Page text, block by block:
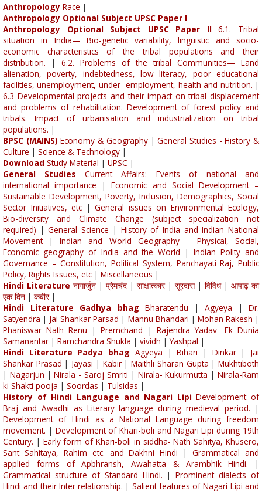
Anthropology Race |
Anthropology Optional Subject UPSC Paper I
Anthropology Optional Subject UPSC Paper II
6.1. Tribal
situation in India— Bio-genetic variability, linguistic and socio-
economic characteristics of the tribal populations and their
distribution. | 6.2. Problems of the tribal Communities— Land
alienation, poverty, indebtedness, low literacy, poor educational
facilities, unemployment, under- employment, health and nutrition. |
6.3 Developmental projects and their impact on tribal displacement
and problems of rehabilitation. Development of forest policy and
tribals. Impact of urbanisation and industrialization on tribal
populations. |
BPSC (MAINS) Economy & Geography|General Studies - History &
Culture | Science & Technology |
Download Study Material | UPSC |
General Studies
Current Affairs: Events of national and
international importance |Economic and Social Development –
Sustainable Development, Poverty, Inclusion, Demographics, Social
Sector Initiatives, etc | General issues on Environmental Ecology,
Bio-diversity and Climate Change (subject specialization not
required) |General Science | History of India and Indian National
Movement|Indian and World Geography – Physical, Social,
Economic geography of India and the World |Indian Polity and
Governance – Constitution, Political System, Panchayati Raj, Public
Policy, Rights Issues, etc | Miscellaneous |
Hindi Literature नागार्जुन | प्रेमचंद | साक्षात्कार| सूरदास| विविध| आषाढ़ का
एक दिन | कबीर|
Hindi Literature Gadhya bhag Bharatendu | Agyeya | Dr.
Satyendra | Jai Shankar Parsad | Mannu Bhandari | Mohan Rakesh |
Phaniswar Nath Renu |Premchand | Rajendra Yadav- Ek Dunia
Samanantar | Ramchandra Shukla | vividh |Yashpal |
Hindi Literature Padya bhag Agyeya |Bihari | Dinkar| Jai
Shankar Prasad | Jayasi | Kabir|Maithli Sharan Gupta |Mukhtiboth
| Nagarjun |Nirala - Saroj Smriti | Nirala- Kukurmutta |Nirala-Ram
ki Shakti pooja | Soordas | Tulsidas |
History of Hindi Language and Nagari Lipi Development of
Braj and Awadhi as Literary language during medieval period. |
Development of Hindi as a National Language during freedom
movement. | Development of Khari-boli and Nagari Lipi during 19th
Century. | Early form of Khari-boli in siddha- Nath Sahitya, Khusero,
Sant Sahitaya, Rahim etc. and Dakhni Hindi |Grammatical and
applied forms of Apbhransh, Awahatta & Arambhik Hindi. |
Grammatical structure of Standard Hindi. |Prominent dialects of
Hindi and their Inter relationship. | Salient features of Nagari Lipi and